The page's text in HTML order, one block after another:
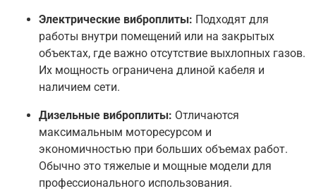
Электрические виброплиты: Подходят для
работы внутри помещений или на закрытых
объектах, где важно отсутствие выхлопных газов.
Их мощность ограничена длиной кабеля и
наличием сети.
Дизельные виброплиты: Отличаются
максимальным моторесурсом и
экономичностью при больших объемах работ.
Обычно это тяжелые и мощные модели для
профессионального использования.